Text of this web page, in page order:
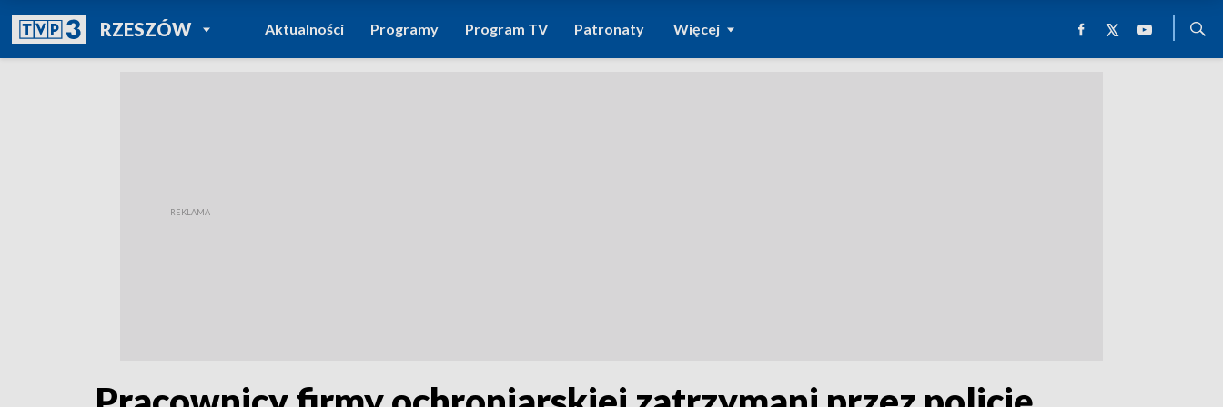
RZESZÓWPOWRÓT DO
TVP REGIONY
Aktualności Programy Program TV Patronaty Więcej